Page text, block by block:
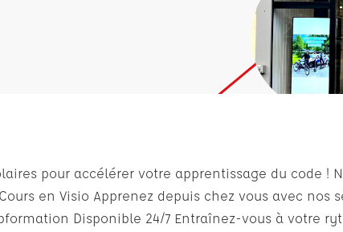
pour accélérer votre apprentissage du code !
en Visio Apprenez depuis chez vous avec nos
Disponible 24/7 Entraînez-vous à votre